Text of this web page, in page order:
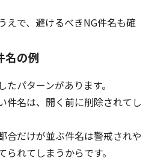
えで、避けるべきNG件名も確
名の例
パターンがあります。
件名は、開く前に削除されてし
合だけが並ぶ件名は警戒されや
れてしまうからです。